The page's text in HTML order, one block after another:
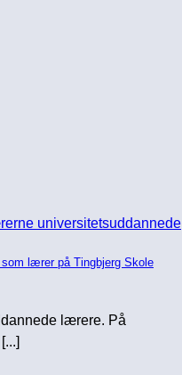
lærer på Tingbjerg Skole
lærere. På